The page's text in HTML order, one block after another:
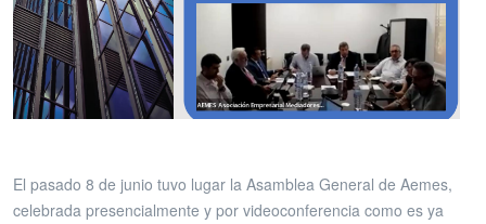
El pasado 8 de junio tuvo lugar la Asamblea General de Aemes,
celebrada presencialmente y por videoconferencia como es ya